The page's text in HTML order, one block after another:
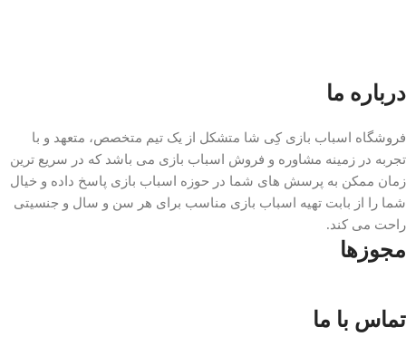
درباره ما
فروشگاه اسباب بازی کِی شا متشکل از یک تیم متخصص، متعهد و با
تجربه در زمینه مشاوره و فروش اسباب بازی می باشد که در سریع ترین
زمان ممکن به پرسش های شما در حوزه اسباب بازی پاسخ داده و خیال
شما را از بابت تهیه اسباب بازی مناسب برای هر سن و سال و جنسیتی
راحت می کند.
مجوزها
تماس با ما